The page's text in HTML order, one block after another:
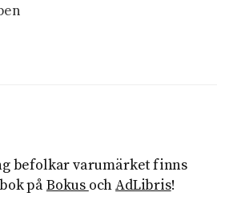
befolkar varumärket finns
påBokus ochAdLibris!